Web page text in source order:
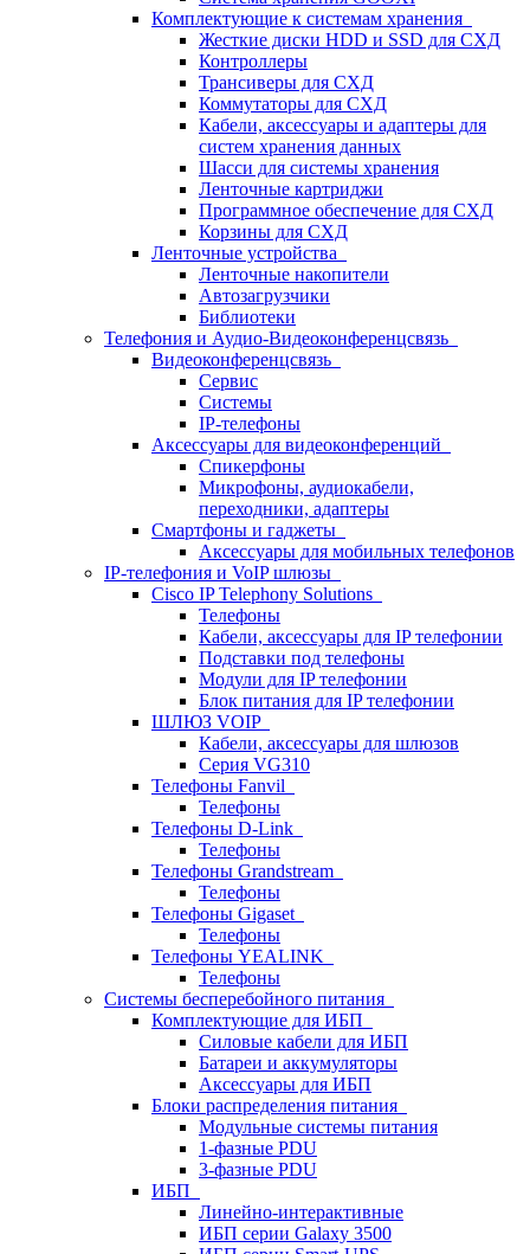
Комплектующие к системам хранения
Жесткие диски HDD и SSD для СХД
Контроллеры
Трансиверы для СХД
Коммутаторы для СХД
Кабели, аксессуары и адаптеры для
систем хранения данных
Шасси для системы хранения
Ленточные картриджи
Программное обеспечение для СХД
Корзины для СХД
Ленточные устройства
Ленточные накопители
Автозагрузчики
Библиотеки
Телефония и Аудио-Видеоконференцсвязь
Видеоконференцсвязь
Сервис
Системы
IP-телефоны
Аксессуары для видеоконференций
Спикерфоны
Микрофоны, аудиокабели,
переходники, адаптеры
Смартфоны и гаджеты
Аксессуары для мобильных телефонов
IP-телефония и VoIP шлюзы
Cisco IP Telephony Solutions
Телефоны
Кабели, аксессуары для IP телефонии
Подставки под телефоны
Модули для IP телефонии
Блок питания для IP телефонии
ШЛЮЗ VOIP
Кабели, аксессуары для шлюзов
Серия VG310
Телефоны Fanvil
Телефоны
Телефоны D-Link
Телефоны
Телефоны Grandstream
Телефоны
Телефоны Gigaset
Телефоны
Телефоны YEALINK
Телефоны
Системы бесперебойного питания
Комплектующие для ИБП
Силовые кабели для ИБП
Батареи и аккумуляторы
Аксессуары для ИБП
Блоки распределения питания
Модульные системы питания
1-фазные PDU
3-фазные PDU
ИБП
Линейно-интерактивные
ИБП серии Galaxy 3500